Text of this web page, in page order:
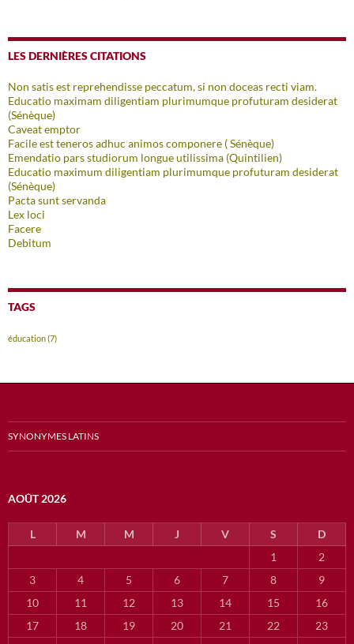
LES DERNIÈRES CITATIONS
Non satis est reprehendisse peccatum, si non doceas recti viam.
Educatio maximam diligentiam plurimumque profuturam desiderat
(Sénèque)
Caveat emptor
Facile est teneros adhuc animos componere ( Sénèque)
Emendatio pars studiorum longue utilissima (Quintilien)
Educatio maximum diligentiam plurimumque profuturam desiderat
(Sénèque)
Pacta sunt servanda
Lex loci
Facere
Debitum
TAGS
éducation(7)
SYNONYMES LATINS
AOÛT 2026
L M M J V S
D
1
2
3
4 5 6 7 8
9
10
11 12 13 14 15
16
17
18 19 20 21 22
23